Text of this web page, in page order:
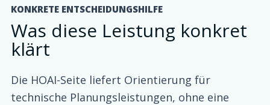
KONKRETE ENTSCHEIDUNGSHILFE
Was diese Leistung konkret
klärt
Die HOAI-Seite liefert Orientierung für
technische Planungsleistungen, ohne eine